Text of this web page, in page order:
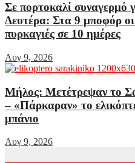
Σε πορτοκαλί συναγερμό
Δευτέρα: Στα 9 μποφόρ
πυρκαγιές σε 10 ημέρες
Αυγ 9, 2026
Μήλος: Μετέτρεψαν το
– «Πάρκαραν» το
μπάνιο
Αυγ 9, 2026